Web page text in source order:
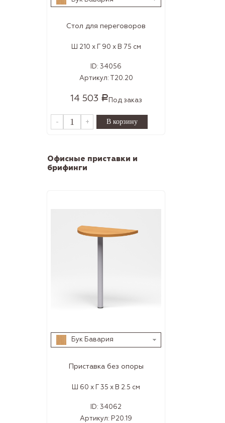
Стол для переговоров
Ш 210 x Г 90 x В 75 см
ID: 34056
Артикул: Т20.20
14 503 РПод заказ
- +
Офисные приставки и
брифинги
Бук Бавария
Приставка без опоры
Ш 60 x Г 35 x В 2.5 см
ID: 34062
Артикул: Р20.19